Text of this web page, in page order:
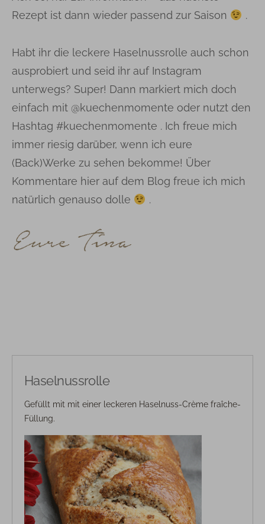
Rezept ist dann wieder passend zur Saison
.
Habt ihr die leckere Haselnussrolle auch schon
ausprobiert und seid ihr auf Instagram
unterwegs? Super! Dann markiert mich doch
einfach mit @kuechenmomente oder nutzt den
Hashtag #kuechenmomente . Ich freue mich
immer riesig darüber, wenn ich eure
(Back)Werke zu sehen bekomme! Über
Kommentare hier auf dem Blog freue ich mich
natürlich genauso dolle
.
Haselnussrolle
Gefüllt mit mit einer leckeren Haselnuss-Crème fraîche-
Füllung.